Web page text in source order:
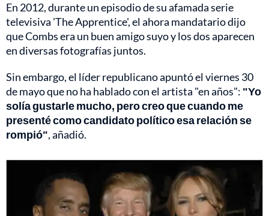
En 2012, durante un episodio de su afamada serie
televisiva 'The Apprentice', el ahora mandatario dijo
que Combs era un buen amigo suyo y los dos aparecen
en diversas fotografías juntos.
Sin embargo, el líder republicano apuntó el viernes 30
de mayo que no ha hablado con el artista "en años": "Yo
solía gustarle mucho, pero creo que cuando me
presenté como candidato político esa relación se
rompió", añadió.